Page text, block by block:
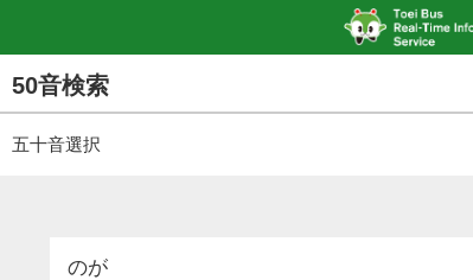
50音検索
五十音選択
のが